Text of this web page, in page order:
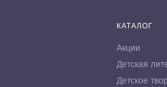
КАТАЛОГ
Акции
Детская
Детское